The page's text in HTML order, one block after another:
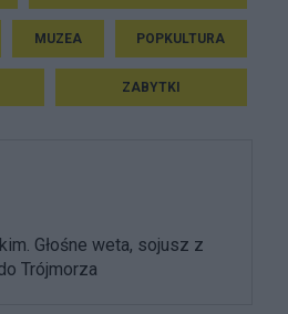
MUZEA POPKULTURA
ZABYTKI
Głośne weta, sojusz z
Trójmorza